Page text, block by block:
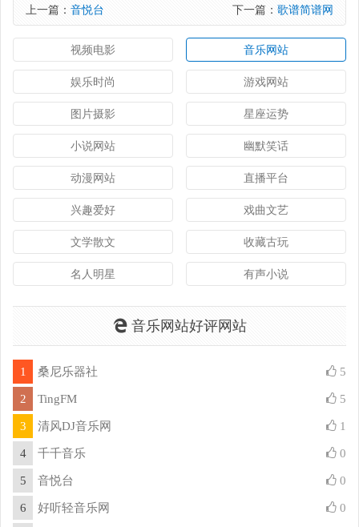
上一篇： 音悦台 下一篇： 歌谱简谱网
视频电影 音乐网站
娱乐时尚 游戏网站
图片摄影 星座运势
小说网站 幽默笑话
动漫网站 直播平台
兴趣爱好 戏曲文艺
文学散文 收藏古玩
名人明星 有声小说
音乐网站好评网站
1 桑尼乐器社 5
2 TingFM 5
3 清风DJ音乐网 1
4 千千音乐 0
5 音悦台 0
6 好听轻音乐网 0